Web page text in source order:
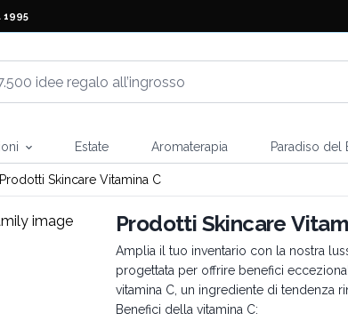
1995
Estate Aromaterapia Paradiso del
Prodotti Skincare Vitamina C
Prodotti Skincare
Amplia il tuo inventario con la nostra
progettata per offrire benefici
vitamina C, un ingrediente di tendenza
Benefici della vitamina C: